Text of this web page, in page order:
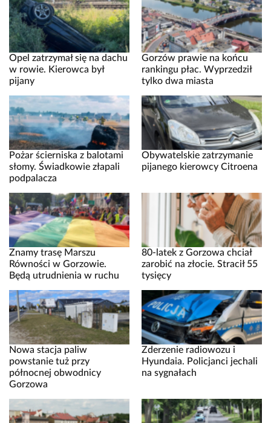
Opel zatrzymał się na dachu
w rowie. Kierowca był
pijany
Gorzów prawie na końcu
rankingu płac. Wyprzedził
tylko dwa miasta
Pożar ścierniska z balotami
słomy. Świadkowie złapali
podpalacza
Obywatelskie zatrzymanie
pijanego kierowcy Citroena
Znamy trasę Marszu
Równości w Gorzowie.
Będą utrudnienia w ruchu
80-latek z Gorzowa chciał
zarobić na złocie. Stracił 55
tysięcy
Nowa stacja paliw
powstanie tuż przy
północnej obwodnicy
Gorzowa
Zderzenie radiowozu i
Hyundaia. Policjanci jechali
na sygnałach